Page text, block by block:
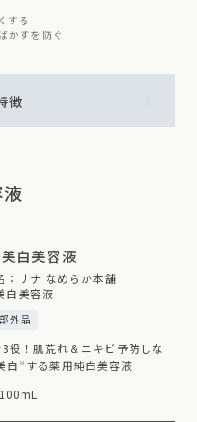
する
かすを防ぐ
徴
白美容液
：サナ なめらか本舗
白美容液
外品
役！肌荒れ＆ニキビ予防しな
白 ※ する薬用純白美容液